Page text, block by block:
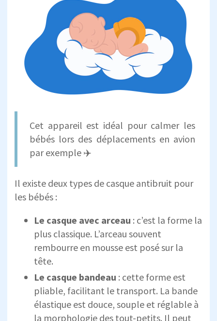
Cet appareil est idéal pour calmer les
bébés lors des déplacements en avion
par exemple ✈️
Il existe deux types de casque antibruit pour
les bébés :
Le casque avec arceau : c’est la forme la
plus classique. L’arceau souvent
rembourre en mousse est posé sur la
tête.
Le casque bandeau : cette forme est
pliable, facilitant le transport. La bande
élastique est douce, souple et réglable à
la morphologie des tout-petits. Il peut